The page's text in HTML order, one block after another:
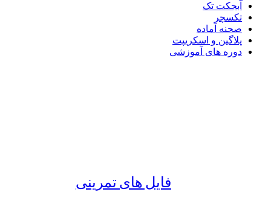
آبجکت تک
تکسچر
صحنه آماده
پلاگین و اسکریپت
دوره های آموزشی
فایل های تمرینی